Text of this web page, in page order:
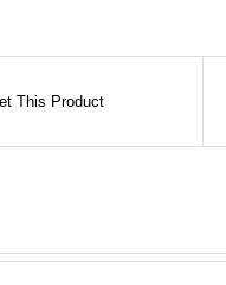
This Product